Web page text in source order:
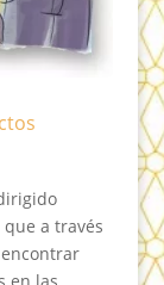
a través